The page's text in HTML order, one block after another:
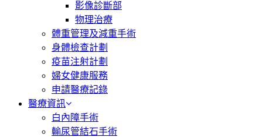
影像診斷部
物理治療
體重管理及減重手術
身體檢查計劃
疫苗注射計劃
婦女健康服務
申請醫療記錄
醫療資訊
白內障手術
輸尿管結石手術